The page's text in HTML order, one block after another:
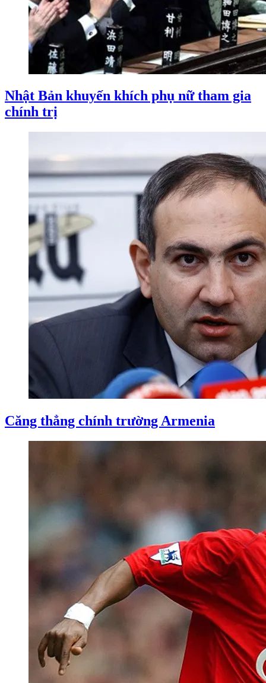
Nhật Bản khuyến khích phụ nữ tham gia
chính trị
Căng thẳng chính trường Armenia